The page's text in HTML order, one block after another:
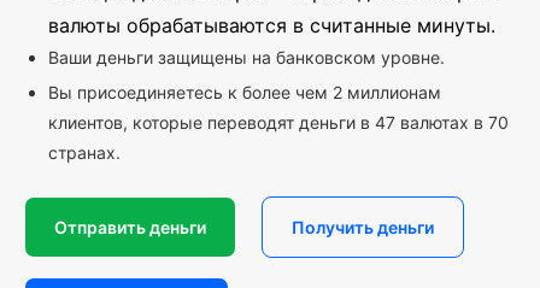
валюты обрабатываются в считанные минуты.
Ваши деньги защищены на банковском уровне.
Вы присоединяетесь к более чем 2 миллионам
клиентов, которые переводят деньги в 47 валютах в 70
странах.
Отправить деньги Получить деньги